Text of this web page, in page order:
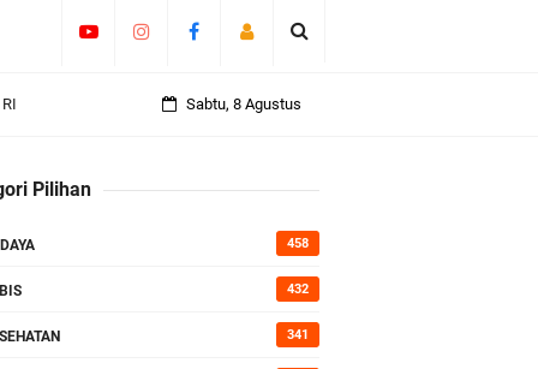
Sabtu, 8 Agustus
Pilihan
458
432
341